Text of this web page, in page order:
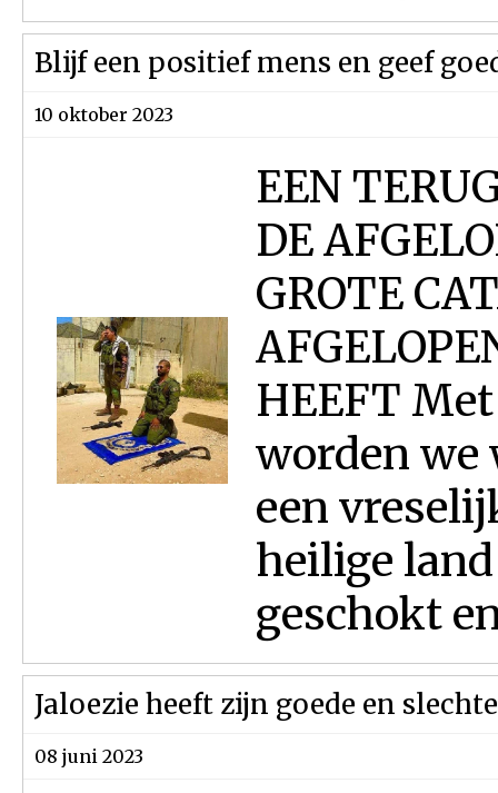
Blijf een positief mens en geef
10 oktober 2023
EEN
DE
GROTE
HEEFT
worden we
een
heilige
geschokt
Jaloezie heeft zijn goede en
08 juni 2023